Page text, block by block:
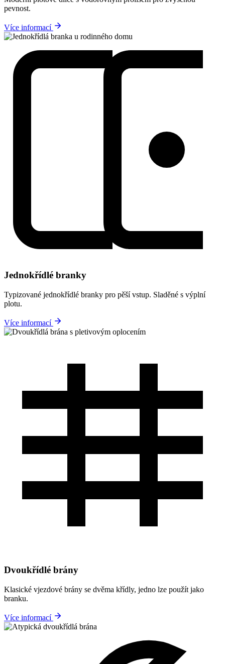
pevnost.
Více informací
Jednokřídlé branky
Typizované jednokřídlé branky pro pěší vstup. Sladěné s výplní
plotu.
Více informací
Dvoukřídlé brány
Klasické vjezdové brány se dvěma křídly, jedno lze použít jako
branku.
Více informací